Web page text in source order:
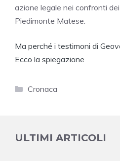
azione legale nei confronti dei
Piedimonte Matese.
Ma perché i testimoni di
Ecco la spiegazione
Categorie
Cronaca
ULTIMI ARTICOLI